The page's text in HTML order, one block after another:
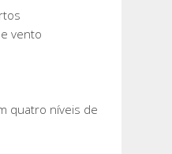
vento
quatro níveis de